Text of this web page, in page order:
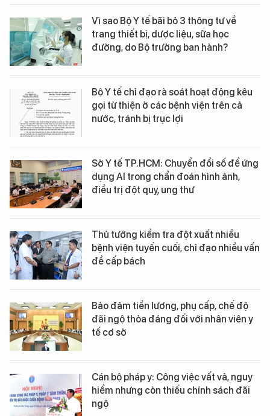
Vì sao Bộ Y tế bãi bỏ 3 thông tư về
trang thiết bị, dược liệu, sữa học
đường, do Bộ trưởng ban hành?
Bộ Y tế chỉ đạo rà soát hoạt động kêu
gọi từ thiện ở các bệnh viện trên cả
nước, tránh bị trục lợi
Sở Y tế TP.HCM: Chuyển đổi số để ứng
dụng AI trong chẩn đoán hình ảnh,
điều trị đột quỵ, ung thư
Thủ tướng kiểm tra đột xuất nhiều
bệnh viện tuyến cuối, chỉ đạo nhiều vấn
đề cấp bách
Bảo đảm tiền lương, phụ cấp, chế độ
đãi ngộ thỏa đáng đối với nhân viên y
tế cơ sở
Cán bộ pháp y: Công việc vất vả, nguy
hiểm nhưng còn thiếu chính sách đãi
ngộ